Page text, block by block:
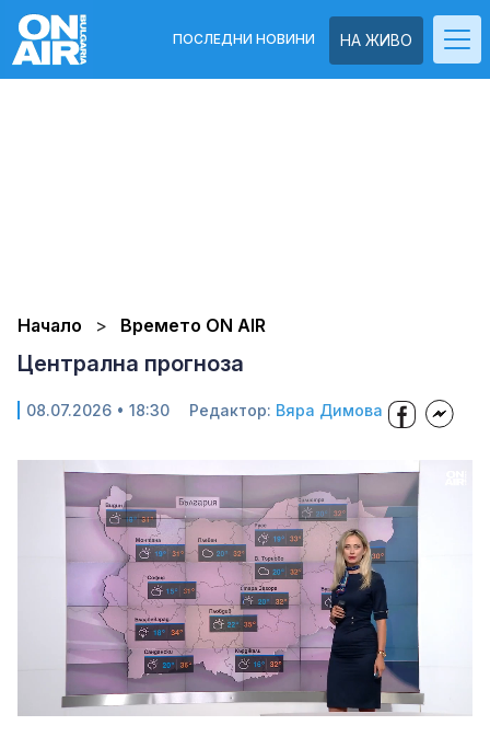
НА ЖИВО
ПОСЛЕДНИ НОВИНИ
Начало Времето ON AIR
Централна прогноза
08.07.2026 • 18:30 Редактор: Вяра Димова
Loaded: